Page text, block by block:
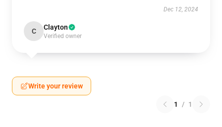
Dec 12, 2024
C Clayton
Verified owner
Write your review
1 / 1